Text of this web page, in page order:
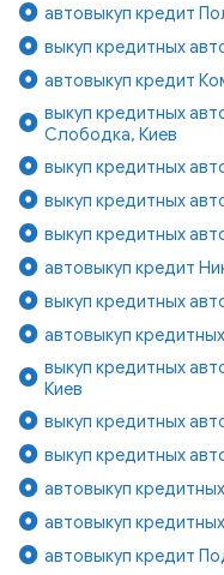
автовыкуп кредит
выкуп кредитных
автовыкуп кредит
выкуп кредитных
Слободка, Киев
выкуп кредитных
выкуп кредитных
выкуп кредитных
автовыкуп кредит
выкуп кредитных
автовыкуп
выкуп кредитных
Киев
выкуп кредитных
выкуп кредитных
автовыкуп
автовыкуп
автовыкуп кредит